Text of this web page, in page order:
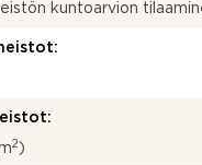
kuntoarvion
2 )